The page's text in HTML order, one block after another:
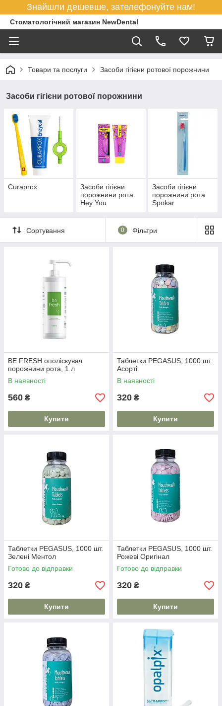
Знайшли дешевше, зателефонуйте нам!
Стоматологічний магазин NewDental
Товари та послуги Засоби гігієни ротової порожнини
Засоби гігієни ротової порожнини
Curaprox
Засоби гігієни
порожнини рота
Hey You
Засоби гігієни
порожнини рота
Spokar
Сортування 0 Фільтри
BE FRESH ополіскувач
порожнини рота, 1 л
В наявності
560 ₴
Купити
Таблетки PEGASUS, 1000 шт.
Асорті
В наявності
320 ₴
Купити
Таблетки PEGASUS, 1000 шт.
Зелені Ментол
Готово до відправки
320 ₴
Купити
Таблетки PEGASUS, 1000 шт.
Рожеві Оригінал
Готово до відправки
320 ₴
Купити